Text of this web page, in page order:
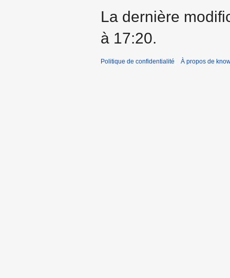
La dernière
à 17:20.
Politique de confidentialité À propos de